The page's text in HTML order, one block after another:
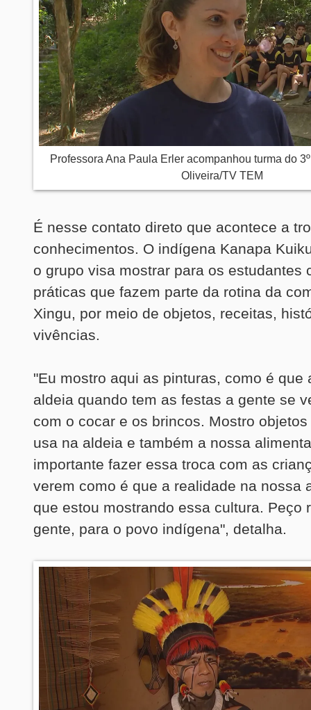
Professora Ana Paula Erler acompanhou turma do
Oliveira/TV TEM
É nesse contato direto que acontece a
conhecimentos. O indígena Kanapa
o grupo visa mostrar para os estudantes
práticas que fazem parte da rotina da
Xingu, por meio de objetos, receitas,
vivências.
"Eu mostro aqui as pinturas, como é que
aldeia quando tem as festas a gente se
com o cocar e os brincos. Mostro
usa na aldeia e também a nossa
importante fazer essa troca com as
verem como é que a realidade na nossa
que estou mostrando essa cultura. Peço
gente, para o povo indígena", detalha.